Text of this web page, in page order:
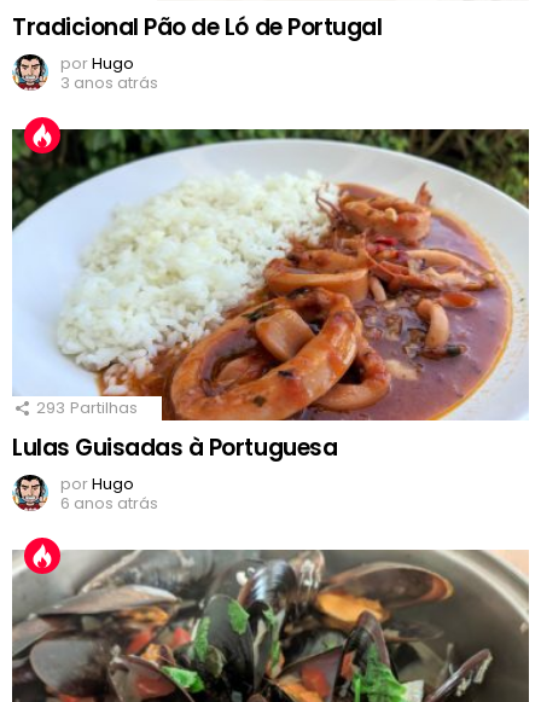
Tradicional Pão de Ló de Portugal
porHugo
3 anos atrás
293 Partilhas
Lulas Guisadas à Portuguesa
porHugo
6 anos atrás